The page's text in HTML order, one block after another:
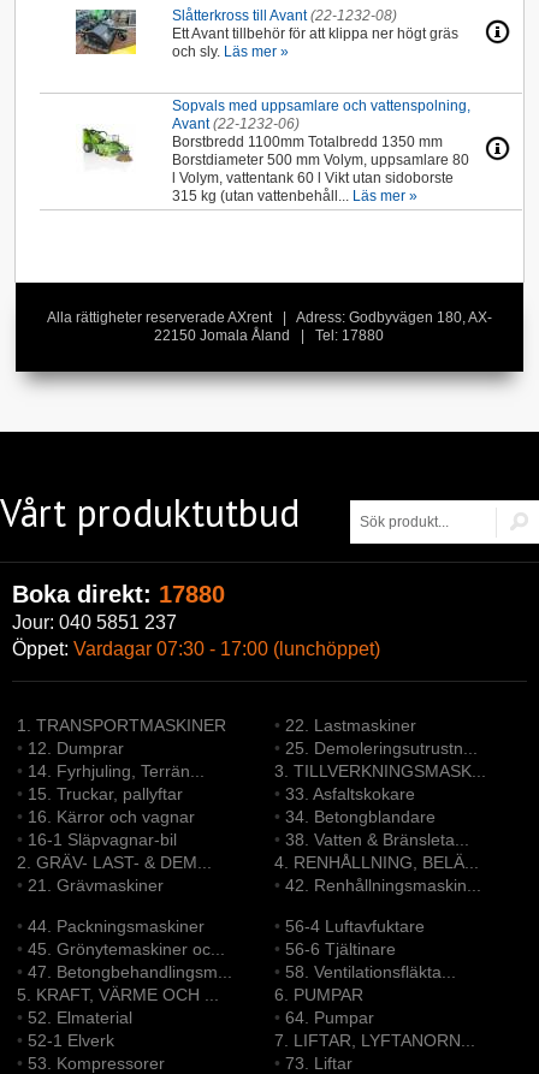
Slåtterkross till Avant (22-1232-08)
Ett Avant tillbehör för att klippa ner högt gräs
och sly. Läs mer »
Sopvals med uppsamlare och vattenspolning,
Avant (22-1232-06)
Borstbredd 1100mm Totalbredd 1350 mm
Borstdiameter 500 mm Volym, uppsamlare 80
l Volym, vattentank 60 l Vikt utan sidoborste
315 kg (utan vattenbehåll... Läs mer »
Alla rättigheter reserverade AXrent | Adress: Godbyvägen 180, AX-
22150 Jomala Åland | Tel: 17880
Vårt produktutbud
Boka direkt: 17880
Jour: 040 5851 237
Öppet: Vardagar 07:30 - 17:00 (lunchöppet)
1. TRANSPORTMASKINER
• 12. Dumprar
• 14. Fyrhjuling, Terrän...
• 15. Truckar, pallyftar
• 16. Kärror och vagnar
• 16-1 Släpvagnar-bil
2. GRÄV- LAST- & DEM...
• 21. Grävmaskiner
• 22. Lastmaskiner
• 25. Demoleringsutrustn...
3. TILLVERKNINGSMASK...
•33. Asfaltskokare
•34. Betongblandare
•38. Vatten & Bränsleta...
4. RENHÅLLNING, BELÄ...
•42. Renhållningsmaskin...
•44. Packningsmaskiner
•45. Grönytemaskiner oc...
•47. Betongbehandlingsm...
5. KRAFT, VÄRME OCH ...
• 52. Elmaterial
• 52-1 Elverk
• 53. Kompressorer
• 56-4 Luftavfuktare
• 56-6 Tjältinare
• 58. Ventilationsfläkta...
6. PUMPAR
•64. Pumpar
7. LIFTAR, LYFTANORN...
•73. Liftar